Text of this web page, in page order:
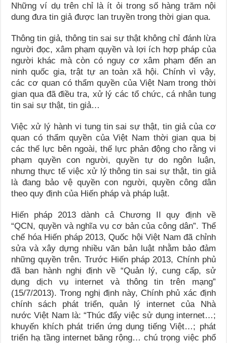
Những ví dụ trên chỉ là ít ỏi trong số hàng trăm nội
dung đưa tin giả được lan truyền trong thời gian qua.
Thông tin giả, thông tin sai sự thật không chỉ đánh lừa
người đọc, xâm phạm quyền và lợi ích hợp pháp của
người khác mà còn có nguy cơ xâm phạm đến an
ninh quốc gia, trật tự an toàn xã hội. Chính vì vậy,
các cơ quan có thẩm quyền của Việt Nam trong thời
gian qua đã điều tra, xử lý các tổ chức, cá nhân tung
tin sai sự thật, tin giả…
Việc xử lý hành vi tung tin sai sự thật, tin giả của cơ
quan có thẩm quyền của Việt Nam thời gian qua bị
các thế lực bên ngoài, thế lực phản động cho rằng vi
phạm quyền con người, quyền tự do ngôn luận,
nhưng thực tế việc xử lý thông tin sai sự thật, tin giả
là đang bảo vệ quyền con người, quyền công dân
theo quy định của Hiến pháp và pháp luật.
Hiến pháp 2013 dành cả Chương II quy định về
“QCN, quyền và nghĩa vụ cơ bản của công dân”. Thể
chế hóa Hiến pháp 2013, Quốc hội Việt Nam đã chỉnh
sửa và xây dựng nhiều văn bản luật nhằm bảo đảm
những quyền trên. Trước Hiến pháp 2013, Chính phủ
đã ban hành nghị định về “Quản lý, cung cấp, sử
dụng dịch vụ internet và thông tin trên mạng”
(15/7/2013). Trong nghị định này, Chính phủ xác định
chính sách phát triển, quản lý internet của Nhà
nước Việt Nam là: “Thúc đẩy việc sử dụng internet…;
khuyến khích phát triển ứng dụng tiếng Việt…; phát
triển hạ tầng internet băng rộng… chú trọng việc phổ